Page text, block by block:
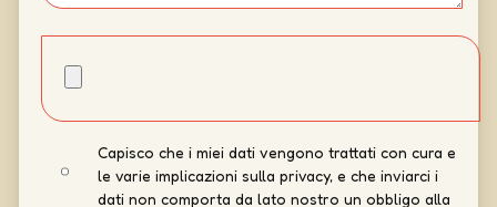
Capisco che i miei dati vengono trattati con cura e
le varie implicazioni sulla privacy, e che inviarci i
dati non comporta da lato nostro un obbligo alla